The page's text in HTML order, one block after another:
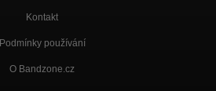
Kontakt
Podmínky používání
O Bandzone.cz